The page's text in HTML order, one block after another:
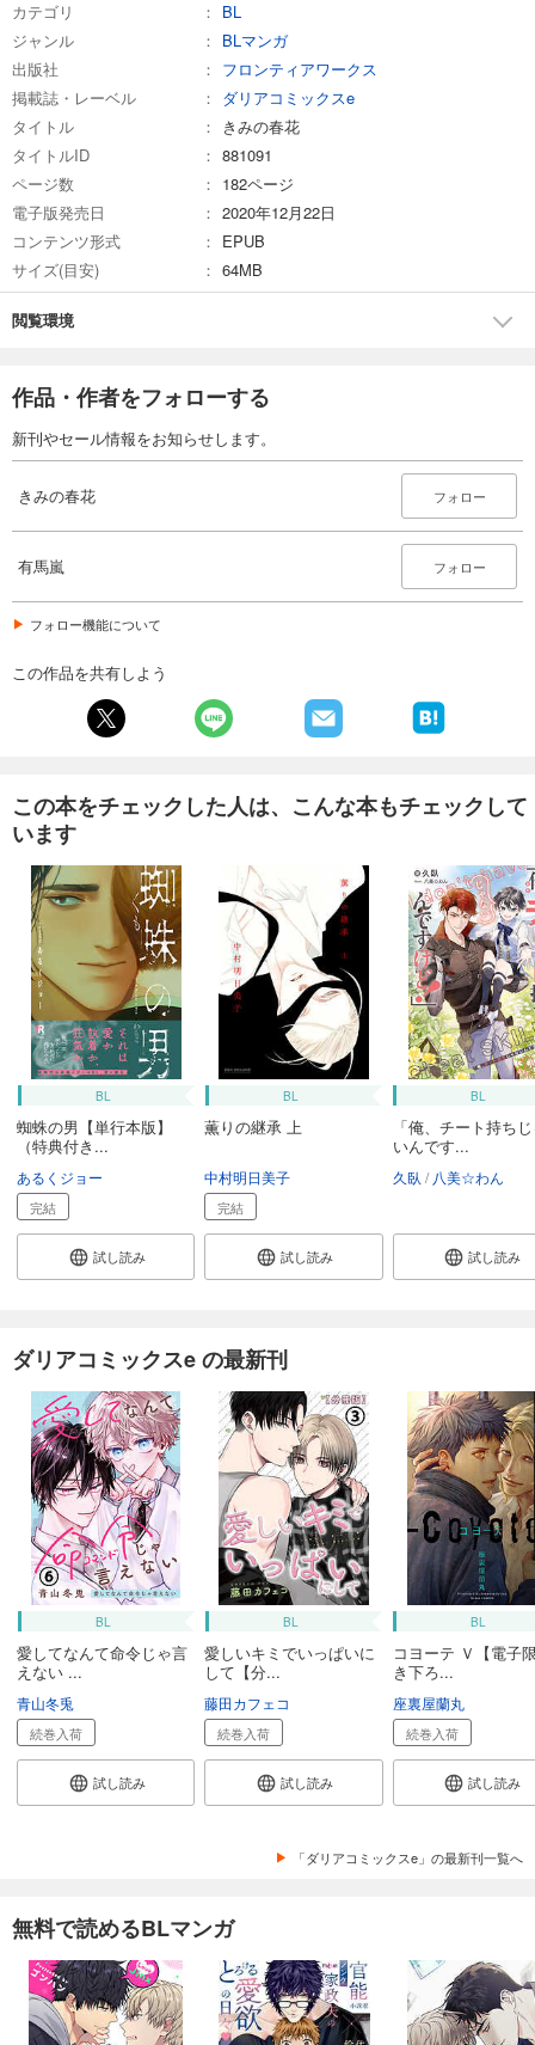
カテゴリ
BL
ジャンル
BLマンガ
出版社
フロンティアワークス
掲載誌・レーベル
ダリアコミックスe
タイトル
きみの春花
タイトルID
881091
ページ数
182ページ
電子版発売日
2020年12月22日
コンテンツ形式
EPUB
サイズ(目安)
64MB
閲覧環境
作品・作者をフォローする
新刊やセール情報をお知らせします。
きみの春花 フォロー
有馬嵐 フォロー
フォロー機能について
この作品を共有しよう
この本をチェックした人は、こんな本もチェックして
います
BL
蜘蛛の男【単行本版】
（特典付き...
あるくジョー
完結
試し読み
BL
薫りの継承 上
中村明日美子
完結
試し読み
BL
「俺、チート持ち
いんです...
久臥 八美☆わん
試し読み
ダリアコミックスe の最新刊
BL
愛してなんて命令じゃ言
えない ...
青山冬兎
続巻入荷
試し読み
BL
愛しいキミでいっぱいに
して【分...
藤田カフェコ
続巻入荷
試し読み
BL
コヨーテ Ｖ【電子
き下ろ...
座裏屋蘭丸
続巻入荷
試し読み
「ダリアコミックスe」の最新刊一覧へ
無料で読めるBLマンガ